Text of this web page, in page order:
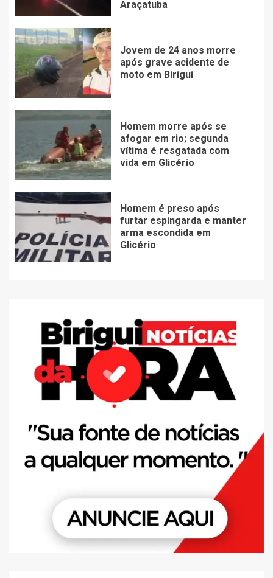
Araçatuba
Jovem de 24 anos morre
após grave acidente de
moto em Birigui
Homem morre após se
afogar em rio; segunda
vítima é resgatada com
vida em Glicério
Homem é preso após
furtar espingarda e manter
arma escondida em
Glicério